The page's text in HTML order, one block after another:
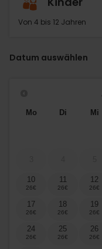
Von 4 bis 12 Jahren
Datum auswählen
Mo Di Mi
10 11 12
17 18 19
24 25 26